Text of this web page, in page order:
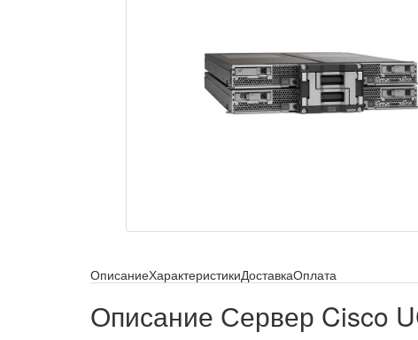
ОписаниеХарактеристикиДоставкаОплата
Описание Сервер Cisco